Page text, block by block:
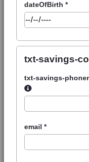
dateOfBirth *
txt-savings-
txt-savings-
email *